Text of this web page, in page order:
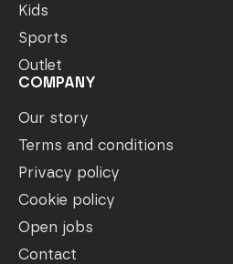
Kids
Sports
Outlet
COMPANY
Our story
Terms and conditions
Privacy policy
Cookie policy
Open jobs
Contact